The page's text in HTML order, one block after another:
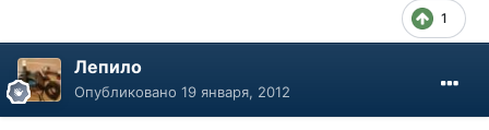
1
Лепило
Опубликовано 19 января, 2012